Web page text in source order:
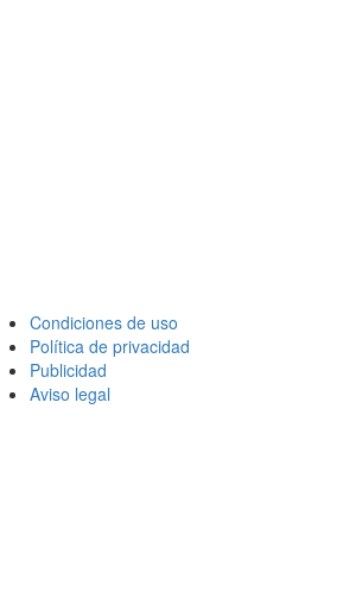
Condiciones de uso
Política de privacidad
Publicidad
Aviso legal